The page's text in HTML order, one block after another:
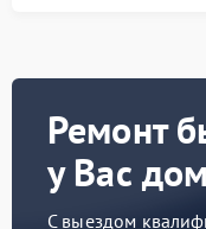
Ремонт
у Вас
С выездом